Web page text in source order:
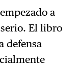
a
El libro
defensa